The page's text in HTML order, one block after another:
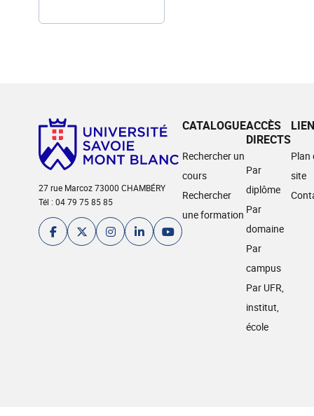
27 rue Marcoz 73000 CHAMBÉRY
Tél : 04 79 75 85 85
CATALOGUE
Rechercher un
cours
Rechercher
une formation
ACCÈS
DIRECTS
Par
diplôme
Par
domaine
Par
campus
Par UFR,
institut,
école
Plan
site